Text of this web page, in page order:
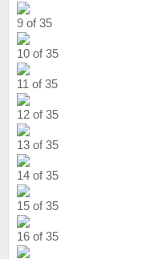
9 of 35
10 of 35
11 of 35
12 of 35
13 of 35
14 of 35
15 of 35
16 of 35